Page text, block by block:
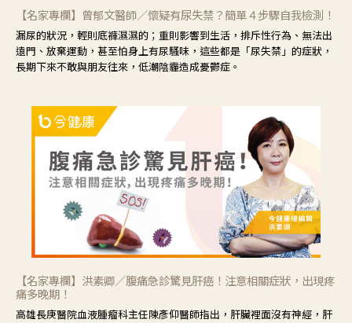
【名家專欄】曾郁文醫師／懷疑有尿失禁？簡單４步驟自我檢測！
漏尿的狀況，輕則底褲濕濕的；重則影響到生活，排斥性行為、無法出
遠門、放棄運動，甚至怕身上有尿騷味，這些都是「尿失禁」的症狀，
長期下來不敢與朋友往來，低潮陰霾造成憂鬱症。
【名家專欄】洪素卿／腹痛急診驚見肝癌！注意相關症狀，出現疼
痛多晚期！
高雄長庚醫院血液腫瘤科主任陳彥仰醫師指出，肝臟裡面沒有神經，肝